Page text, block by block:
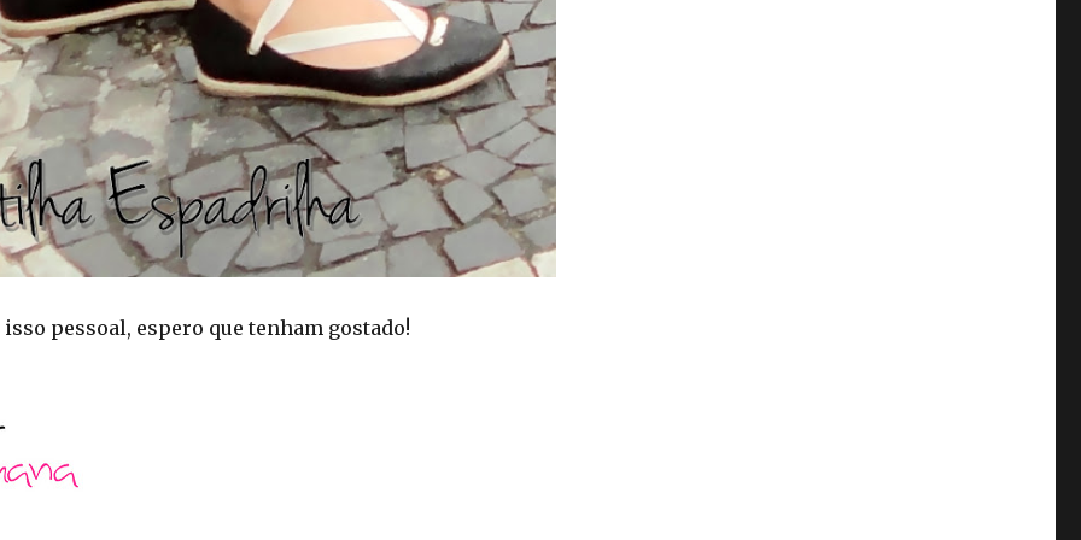
isso pessoal, espero que tenham gostado!